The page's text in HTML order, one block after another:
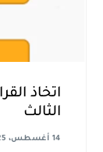
اتخاذ
الثالث
14 أغسطس، 2025